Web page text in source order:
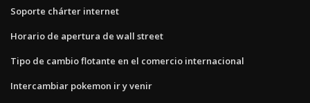
Soporte chárter internet
Horario de apertura de wall street
Tipo de cambio flotante en el comercio internacional
Intercambiar pokemon ir y venir